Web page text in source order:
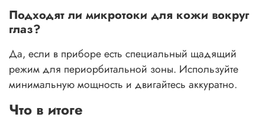
Подходят ли микротоки для кожи вокруг
глаз?
Да, если в приборе есть специальный щадящий
режим для периорбитальной зоны. Используйте
минимальную мощность и двигайтесь аккуратно.
Что в итоге